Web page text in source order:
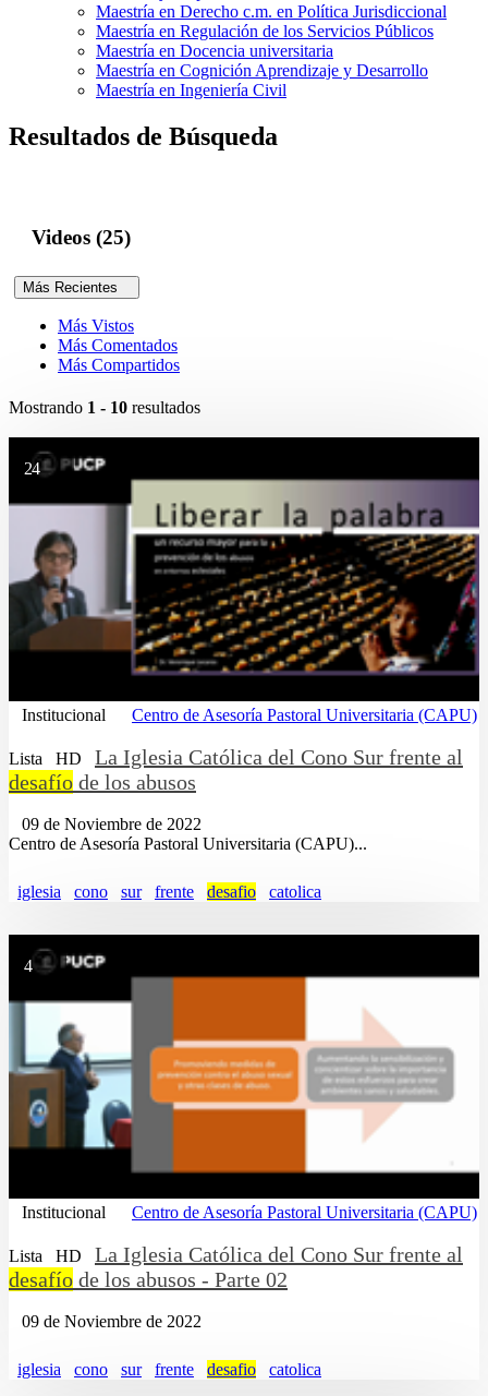
Maestría en Derecho c.m. en Política Jurisdiccional
Maestría en Regulación de los Servicios Públicos
Maestría en Docencia universitaria
Maestría en Cognición Aprendizaje y Desarrollo
Maestría en Ingeniería Civil
Resultados de Búsqueda
Videos (25)
Más Recientes
Más Vistos
Más Comentados
Más Compartidos
Mostrando 1 - 10 resultados
24
Institucional Centro de Asesoría Pastoral Universitaria (CAPU)
Lista HD
La Iglesia Católica del Cono Sur frente al
desafío de los abusos
09 de Noviembre de 2022
Centro de Asesoría Pastoral Universitaria (CAPU)...
iglesia cono sur frente desafio catolica
4
Institucional Centro de Asesoría Pastoral Universitaria (CAPU)
Lista HD
La Iglesia Católica del Cono Sur frente al
desafío de los abusos - Parte 02
09 de Noviembre de 2022
iglesia cono sur frente desafio catolica